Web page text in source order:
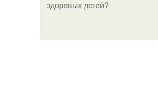
здоровых детей?